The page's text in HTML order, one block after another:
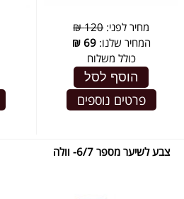
מחיר לפני:120 ₪
המחיר שלנו:69
₪
כולל משלוח
הוסף לסל
פרטים נוספים
צבע לשיער מספר 6/7- וולה